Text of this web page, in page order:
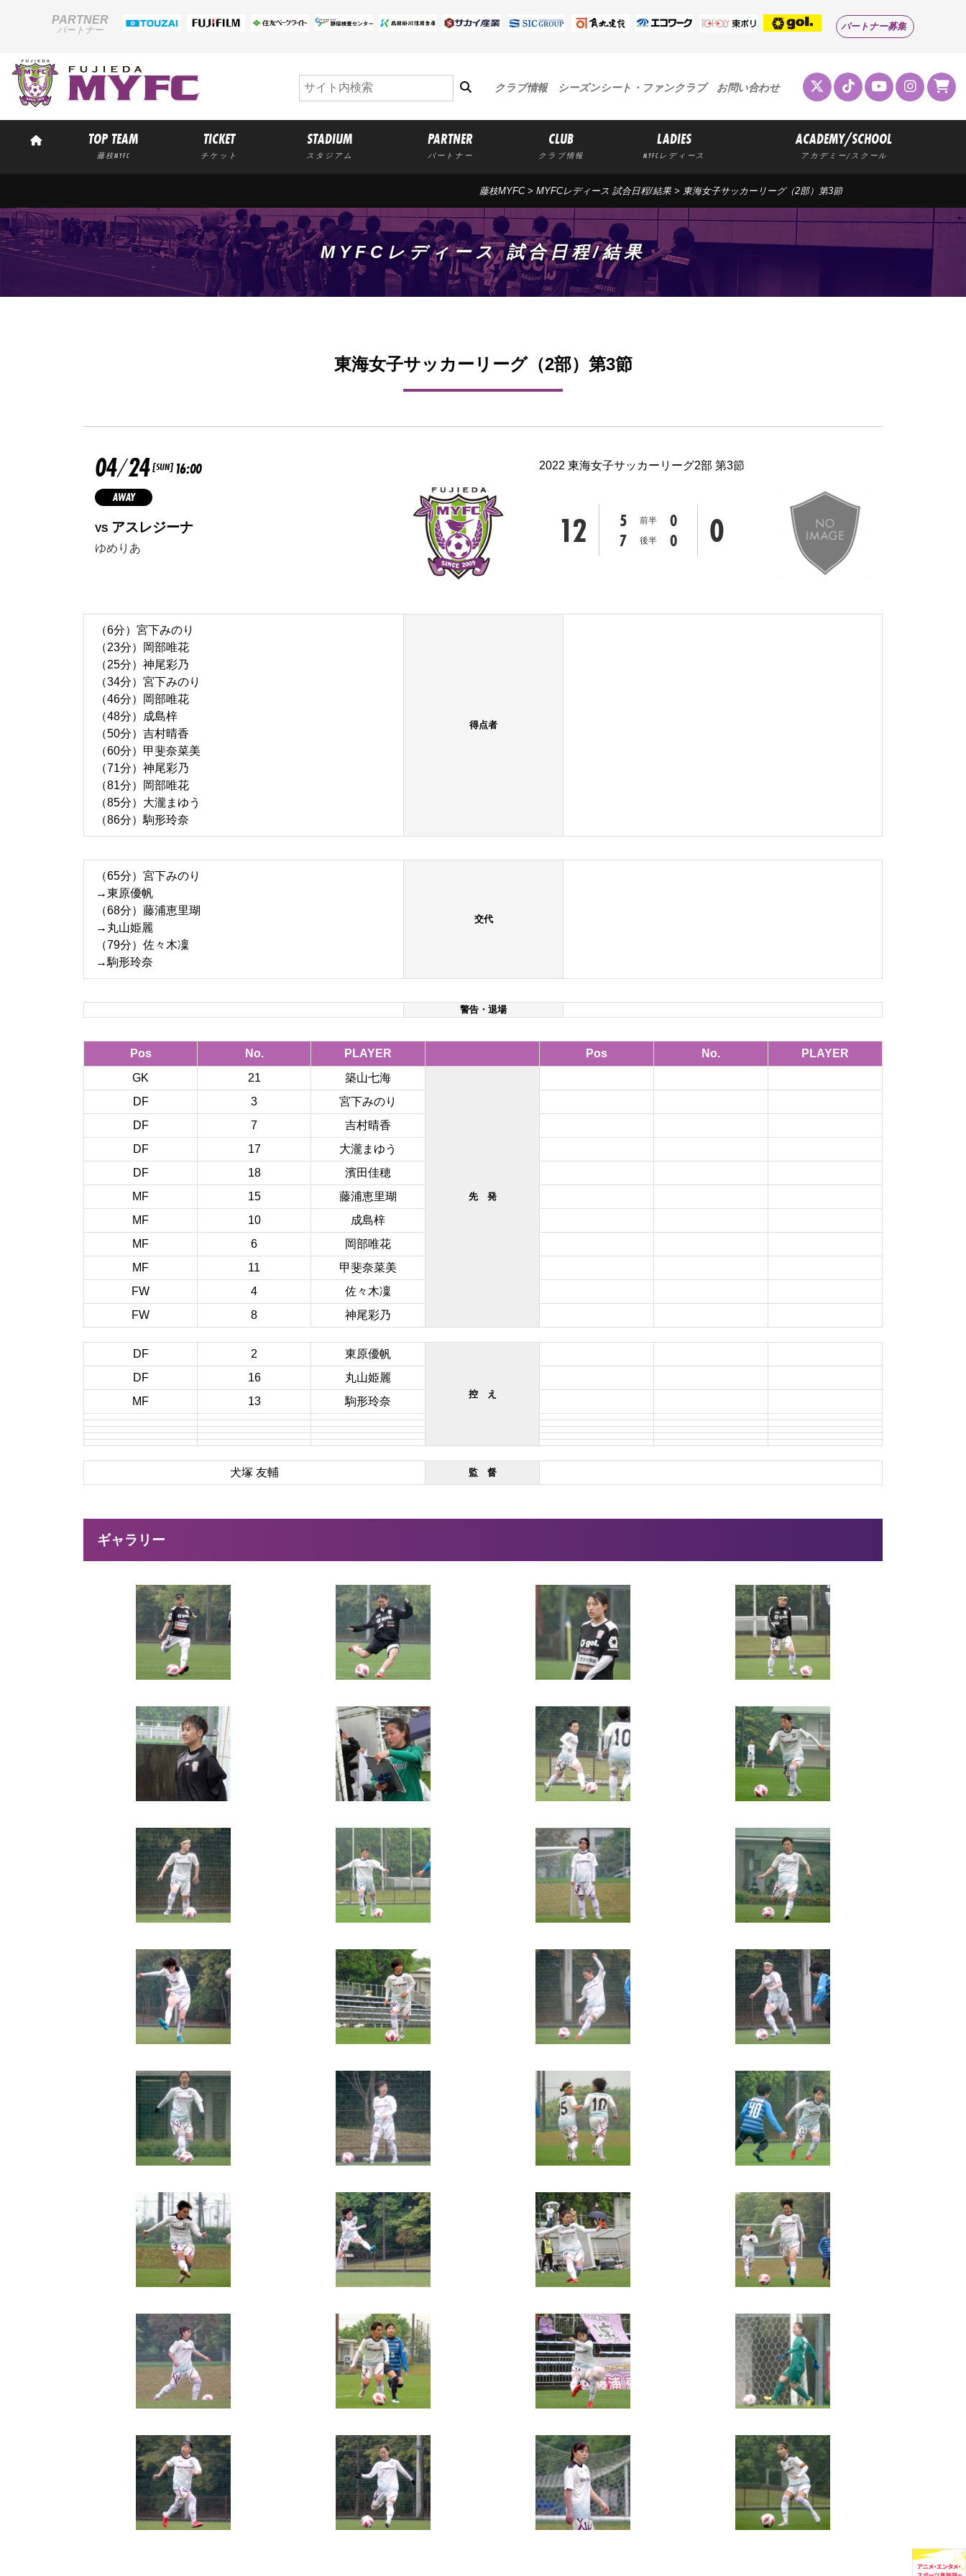
PARTNER
パートナー パートナー募集
クラブ情報 シーズンシート・ファンクラブ お問い合わせ
TOP TEAM
藤枝MYFC
TICKET
チケット
STADIUM
スタジアム
PARTNER
パートナー
CLUB
クラブ情報
LADIES
MYFCレディース
ACADEMY/SCHOOL
アカデミー/スクール
藤枝MYFC> MYFCレディース 試合日程/結果 > 東海女子サッカーリーグ（2部）第3節
MYFCレディース 試合日程/結果
東海女子サッカーリーグ（2部）第3節
04/24 [SUN] 16:00
AWAY
VS アスレジーナ
ゆめりあ
2022 東海女子サッカーリーグ2部 第3節
12 5 前半
0
7
後半 0 0
（6分）宮下みのり
（23分）岡部唯花
（25分）神尾彩乃
（34分）宮下みのり
（46分）岡部唯花
（48分）成島梓
（50分）吉村晴香
（60分）甲斐奈菜美
（71分）神尾彩乃
（81分）岡部唯花
（85分）大瀧まゆう
（86分）駒形玲奈
得点者
（65分）宮下みのり
→東原優帆
（68分）藤浦恵里瑚
→丸山姫麗
（79分）佐々木凜
→駒形玲奈
交代
警告・退場
Pos No. PLAYER Pos No.
PLAYER
GK
21 築山七海
先 発
DF 3
宮下みのり
DF
7
吉村晴香
DF
17
大瀧まゆう
DF
18
濱田佳穂
MF
15
藤浦恵里瑚
MF
10
成島梓
MF
6
岡部唯花
MF
11
甲斐奈菜美
FW
4
佐々木凜
FW
8 神尾彩乃
DF 2 東原優帆
控 え
DF 16
丸山姫麗
MF
13 駒形玲奈
犬塚 友輔 監 督
ギャラリー